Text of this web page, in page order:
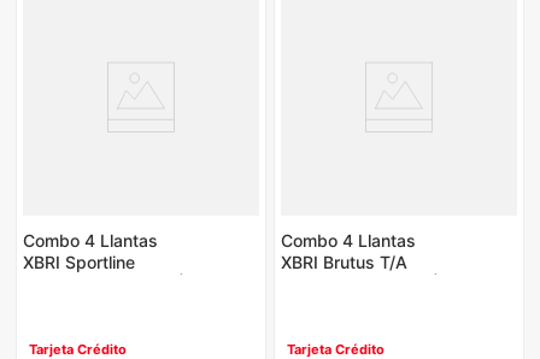
Combo 4 Llantas
XBRI Sportline
Tarjeta Crédito
Combo 4 Llantas
XBRI Brutus T/A
Tarjeta Crédito